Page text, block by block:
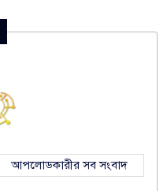
আপলোডকারীর সব সংবাদ